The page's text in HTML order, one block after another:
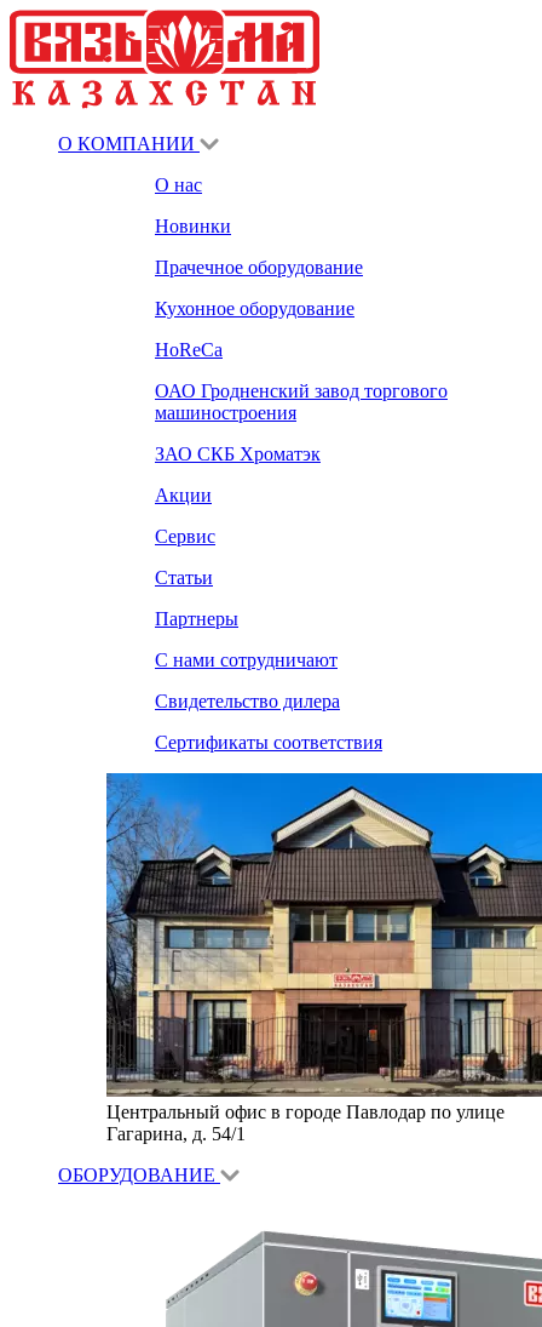
О КОМПАНИИ
О нас
Новинки
Прачечное оборудование
Кухонное оборудование
HoReCa
ОАО Гродненский завод торгового
машиностроения
ЗАО СКБ Хроматэк
Акции
Сервис
Статьи
Партнеры
С нами сотрудничают
Свидетельство дилера
Сертификаты соответствия
Центральный офис в городе Павлодар по улице
Гагарина, д. 54/1
ОБОРУДОВАНИЕ